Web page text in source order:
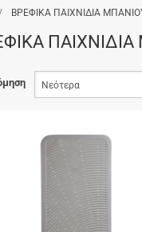
ΒΡΕΦΙΚΑ ΠΑΙΧΝΙΔΙΑ